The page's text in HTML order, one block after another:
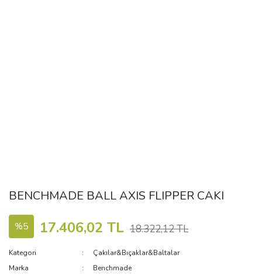
BENCHMADE BALL AXIS FLIPPER CAKI
%5 17.406,02 TL 18.322,12 TL
Kategori
Çakılar&Bıçaklar&Baltalar
Marka
Benchmade